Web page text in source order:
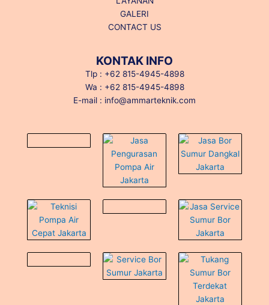
GALERI
CONTACT US
KONTAK INFO
Tlp : +62 815-4945-4898
Wa : +62 815-4945-4898
E-mail : info@ammarteknik.com